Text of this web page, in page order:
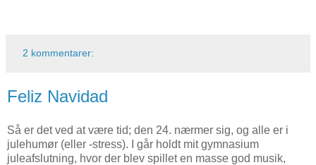
2 kommentarer:
Feliz Navidad
Så er det ved at være tid; den 24. nærmer sig, og alle er i
julehumør (eller -stress). I går holdt mit gymnasium
juleafslutning, hvor der blev spillet en masse god musik,